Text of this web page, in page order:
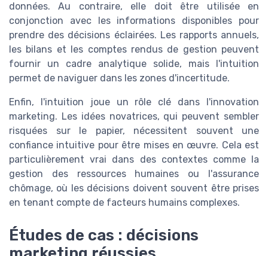
données. Au contraire, elle doit être utilisée en
conjonction avec les informations disponibles pour
prendre des décisions éclairées. Les rapports annuels,
les bilans et les comptes rendus de gestion peuvent
fournir un cadre analytique solide, mais l'intuition
permet de naviguer dans les zones d'incertitude.
Enfin, l'intuition joue un rôle clé dans l'innovation
marketing. Les idées novatrices, qui peuvent sembler
risquées sur le papier, nécessitent souvent une
confiance intuitive pour être mises en œuvre. Cela est
particulièrement vrai dans des contextes comme la
gestion des ressources humaines ou l'assurance
chômage, où les décisions doivent souvent être prises
en tenant compte de facteurs humains complexes.
Études de cas : décisions